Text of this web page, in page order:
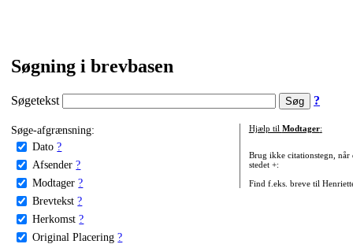
Søgning i brevbasen
Søgetekst ?
Søge-afgrænsning:
Dato ?
Afsender ?
Modtager ?
Brevtekst ?
Herkomst ?
Original Placering ?
Hjælp til Modtager:
Brug ikke citationstegn, når
stedet +:
Find f.eks. breve til